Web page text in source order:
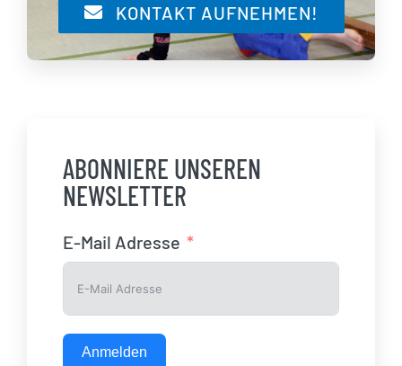
KONTAKT AUFNEHMEN!
ABONNIERE UNSEREN
NEWSLETTER
E-Mail Adresse
Anmelden